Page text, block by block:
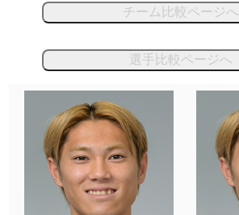
チーム比較ページへ
選手比較ページへ